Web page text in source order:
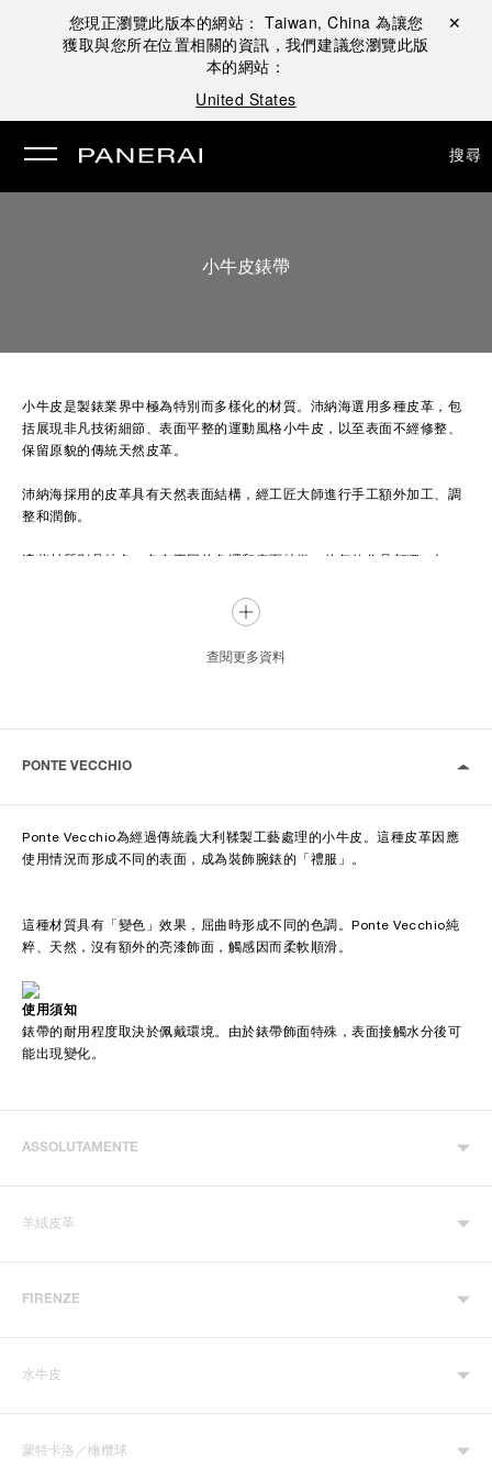
您現正瀏覽此版本的網站： Taiwan, China 為讓您
獲取與您所在位置相關的資訊，我們建議您瀏覽此版
本的網站：
United States
關閉 ✕
搜尋
小牛皮錶帶
小牛皮是製錶業界中極為特別而多樣化的材質。沛納海選用多種皮革，包
括展現非凡技術細節、表面平整的運動風格小牛皮，以至表面不經修整、
保留原貌的傳統天然皮革。
沛納海採用的皮革具有天然表面結構，經工匠大師進行手工額外加工、調
整和潤飾。
製作過程中，皮革可以三種不同方式處理，分別是鞣製、染色、整飾。上
述工序旨在使皮革能夠抵受外力影響，賦予皮革美觀的外表。
古襯墊」，設計源自過去的初版錶款。
錶帶由單層皮革摺疊形成，並經過手工縫製。
沛納海小牛皮錶帶備有各種飾面和色調，適合所有場合。
查閱更多資料
PONTE VECCHIO
Ponte Vecchio為經過傳統義大利鞣製工藝處理的小牛皮。這種皮革因應
使用情況而形成不同的表面，成為裝飾腕錶的「禮服」。
這種材質具有「變色」效果，屈曲時形成不同的色調。Ponte Vecchio純
粹、天然，沒有額外的亮漆飾面，觸感因而柔軟順滑。
使用須知
錶帶的耐用程度取決於佩戴環境。由於錶帶飾面特殊，表面接觸水分後可
能出現變化。
ASSOLUTAMENTE
羊絨皮革
FIRENZE
水牛皮
蒙特卡洛／橄欖球